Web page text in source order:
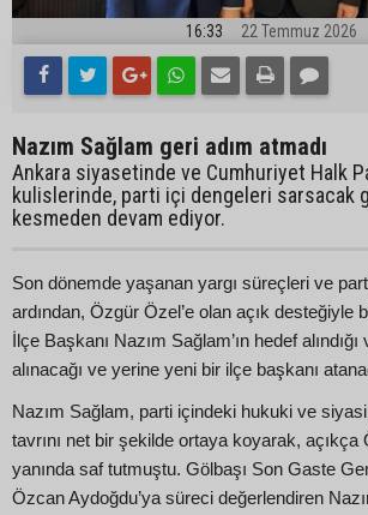
16:33 22 Temmuz 2026
Nazım Sağlam geri adım atmadı
Ankara siyasetinde ve Cumhuriyet Halk
kulislerinde, parti içi dengeleri sarsacak
kesmeden devam ediyor.
Son dönemde yaşanan yargı süreçleri ve
ardından, Özgür Özel’e olan açık desteğiyle
İlçe Başkanı Nazım Sağlam’ın hedef
alınacağı ve yerine yeni bir ilçe başkanı
Nazım Sağlam, parti içindeki hukuki ve
tavrını net bir şekilde ortaya koyarak, açıkça
yanında saf tutmuştu. Gölbaşı Son Gaste
Özcan Aydoğdu’ya süreci değerlendiren